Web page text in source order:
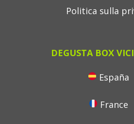
Politica sulla
DEGUSTA BOX
España
France